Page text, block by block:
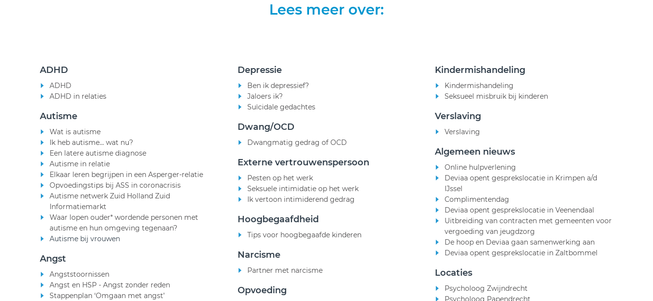
Lees meer over:
ADHD
ADHD
ADHD in relaties
Autisme
Wat is autisme
Ik heb autisme... wat nu?
Een latere autisme diagnose
Autisme in relatie
Elkaar leren begrijpen in een Asperger-relatie
Opvoedingstips bij ASS in coronacrisis
Autisme netwerk Zuid Holland Zuid
Informatiemarkt
Waar lopen ouder* wordende personen met
autisme en hun omgeving tegenaan?
Autisme bij vrouwen
Angst
Angststoornissen
Angst en HSP - Angst zonder reden
Stappenplan ‘Omgaan met angst’
Depressie
Ben ik depressief?
Jaloers ik?
Suïcidale gedachtes
Dwang/OCD
Dwangmatig gedrag of OCD
Externe vertrouwenspersoon
Pesten op het werk
Seksuele intimidatie op het werk
Ik vertoon intimiderend gedrag
Hoogbegaafdheid
Tips voor hoogbegaafde kinderen
Narcisme
Partner met narcisme
Opvoeding
Kindermishandeling
Kindermishandeling
Seksueel misbruik bij kinderen
Verslaving
Verslaving
Algemeen nieuws
Online hulpverlening
Deviaa opent gesprekslocatie in Krimpen a/d
IJssel
Complimentendag
Deviaa opent gesprekslocatie in Veenendaal
Uitbreiding van contracten met gemeenten voor
vergoeding van jeugdzorg
De hoop en Deviaa gaan samenwerking aan
Deviaa opent gesprekslocatie in Zaltbommel
Locaties
Psycholoog Zwijndrecht
Psycholoog Papendrecht